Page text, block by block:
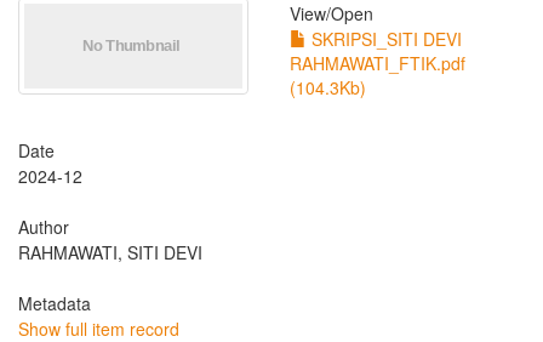
View/Open
SKRIPSI_SITI DEVI
RAHMAWATI_FTIK.pdf
(104.3Kb)
Date
2024-12
Author
RAHMAWATI, SITI DEVI
Metadata
Show full item record